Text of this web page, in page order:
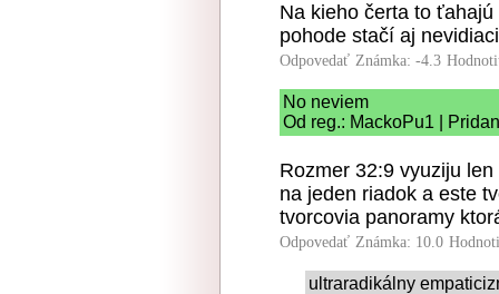
Na kieho čerta to
pohode stačí aj
Odpovedať Známka: -4.3
No neviem
Od reg.: MackoPu1 |
Rozmer 32:9 vyuziju
na jeden riadok a este
tvorcovia panoramy
Odpovedať Známka: 10.0
ultraradikálny